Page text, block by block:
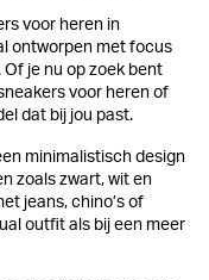
voor heren in
ontworpen met focus
je nu op zoek bent
voor heren of
dat bij jou past.
minimalistisch design
zoals zwart, wit en
jeans, chino’s of
outfit als bij een meer